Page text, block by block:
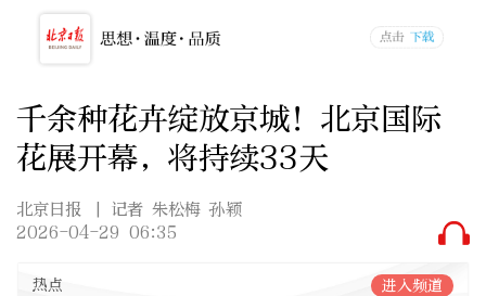
千余种花卉绽放京城！北京国际
花展开幕，将持续33天
北京日报
| 记者 朱松梅 孙颖
2026-04-29 06:35
热点 进入频道